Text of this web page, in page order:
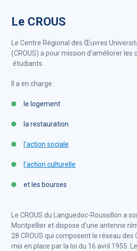
Le CROUS
Le Centre Régional des Œuvres
(CROUS) a pour mission d'améliorer les
étudiants.
Il a en charge :
le logement
la restauration
l'action sociale
l'action culturelle
et les bourses
Le CROUS du Languedoc-Roussillon a
Montpellier et dispose d'une antenne
28 CROUS qui composent le réseau
mis en place par la loi du 16 avril 1955.